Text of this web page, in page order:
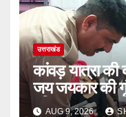
उत्तराखंड
कांवड़ यात्रा
जय जयकार की
पुलिस जवान का
AUG 9, 2026